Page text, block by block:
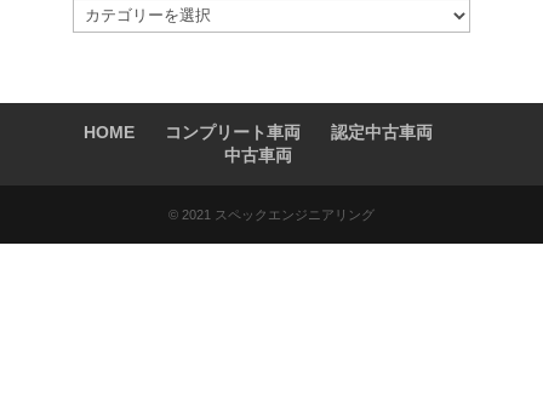
テ
HOME コンプリート車両
認定中古車両
中古車両
© 2021 スペックエンジニアリング